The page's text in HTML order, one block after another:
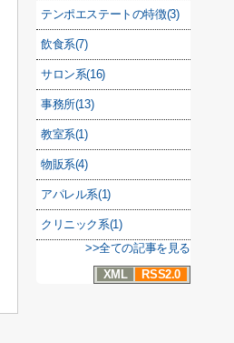
テンポエステートの特徴(3)
飲食系(7)
サロン系(16)
事務所(13)
教室系(1)
物販系(4)
アパレル系(1)
クリニック系(1)
>>全ての記事を見る
XML
RSS2.0